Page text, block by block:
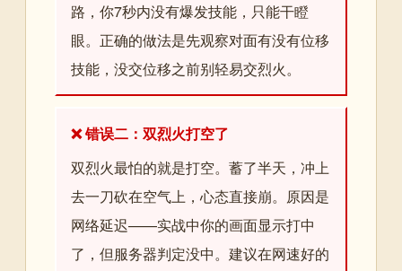
路，你7秒内没有爆发技能，只能干瞪
眼。正确的做法是先观察对面有没有位移
技能，没交位移之前别轻易交烈火。
❌ 错误二：双烈火打空了
双烈火最怕的就是打空。蓄了半天，冲上
去一刀砍在空气上，心态直接崩。原因是
网络延迟——实战中你的画面显示打中
了，但服务器判定没中。建议在网速好的